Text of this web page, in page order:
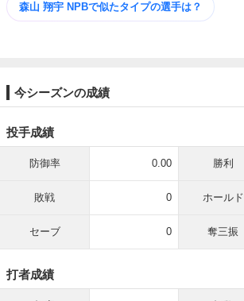
森山 翔宇 NPBで似たタイプの選手は？
今シーズンの成績
投手成績
防御率 0.00 勝利
敗戦 0 ホールド
セーブ 0 奪三振
打者成績